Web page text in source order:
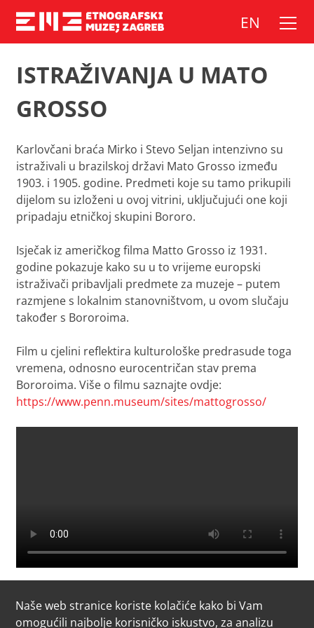
content
EN
ISTRAŽIVANJA U MATO
GROSSO
Karlovčani braća Mirko i Stevo Seljan intenzivno su
istraživali u brazilskoj državi Mato Grosso između
1903. i 1905. godine. Predmeti koje su tamo prikupili
dijelom su izloženi u ovoj vitrini, uključujući one koji
pripadaju etničkoj skupini Bororo.
Isječak iz američkog filma Matto Grosso iz 1931.
godine pokazuje kako su u to vrijeme europski
istraživači pribavljali predmete za muzeje – putem
razmjene s lokalnim stanovništvom, u ovom slučaju
također s Bororoima.
Film u cjelini reflektira kulturološke predrasude toga
vremena, odnosno eurocentričan stav prema
Bororoima. Više o filmu saznajte ovdje:
https://www.penn.museum/sites/mattogrosso/
Naše web stranice koriste kolačiće kako bi Vam
omogućili najbolje korisničko iskustvo, za analizu